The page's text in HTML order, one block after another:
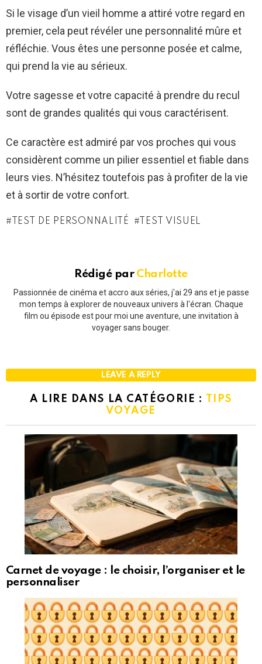
Si le visage d’un vieil homme a attiré votre regard en
premier, cela peut révéler une personnalité mûre et
réfléchie. Vous êtes une personne posée et calme,
qui prend la vie au sérieux.
Votre sagesse et votre capacité à prendre du recul
sont de grandes qualités qui vous caractérisent.
Ce caractère est admiré par vos proches qui vous
considèrent comme un pilier essentiel et fiable dans
leurs vies. N’hésitez toutefois pas à profiter de la vie
et à sortir de votre confort.
TEST DE PERSONNALITÉ TEST VISUEL
Rédigé par Charlotte
Passionnée de cinéma et accro aux séries, j'ai 29 ans et je passe
mon temps à explorer de nouveaux univers à l'écran. Chaque
film ou épisode est pour moi une aventure, une invitation à
voyager sans bouger.
LEAVE A REPLY
A LIRE DANS LA CATÉGORIE : TIPS
VOYAGE
Carnet de voyage : le choisir, l’organiser et le
personnaliser